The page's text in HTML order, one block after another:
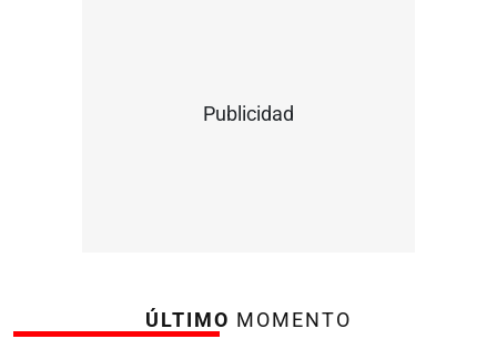
Publicidad
ÚLTIMO MOMENTO